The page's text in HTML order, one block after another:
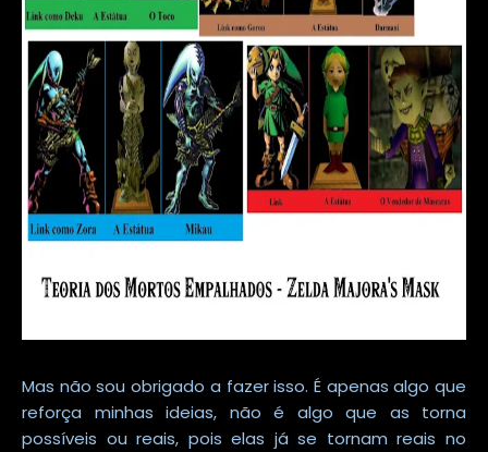
Mas não sou obrigado a fazer isso. É apenas algo que
reforça minhas ideias, não é algo que as torna
possíveis ou reais, pois elas já se tornam reais no